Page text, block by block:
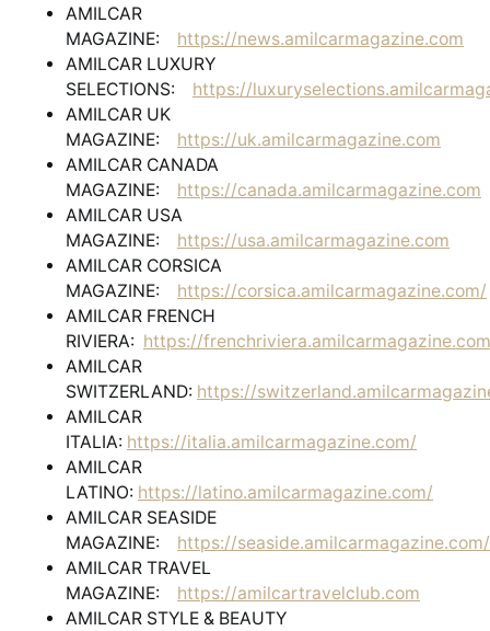
AMILCAR
MAGAZINE: https://news.amilcarmagazine.com
AMILCAR LUXURY
SELECTIONS: https://
AMILCAR UK
MAGAZINE: https://uk.amilcarmagazine.com
AMILCAR CANADA
MAGAZINE: https://canada.amilcarmagazine.com
AMILCAR USA
MAGAZINE: https://usa.amilcarmagazine.com
AMILCAR CORSICA
MAGAZINE: https://corsica.amilcarmagazine.com/
AMILCAR FRENCH
RIVIERA: https://
AMILCAR
SWITZERLAND: https://
AMILCAR
ITALIA: https://italia.amilcarmagazine.com/
AMILCAR
LATINO: https://latino.amilcarmagazine.com/
AMILCAR SEASIDE
MAGAZINE: https://seaside.amilcarmagazine.com/
AMILCAR TRAVEL
MAGAZINE: https://amilcartravelclub.com
AMILCAR STYLE & BEAUTY